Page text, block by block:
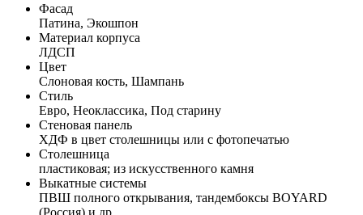
Фасад
Патина, Экошпон
Материал корпуса
ЛДСП
Цвет
Слоновая кость, Шампань
Стиль
Евро, Неоклассика, Под старину
Стеновая панель
ХДФ в цвет столешницы или с фотопечатью
Столешница
пластиковая; из искусственного камня
Выкатные системы
ПВШ полного открывания, тандембоксы BOYARD
(Россия) и др.